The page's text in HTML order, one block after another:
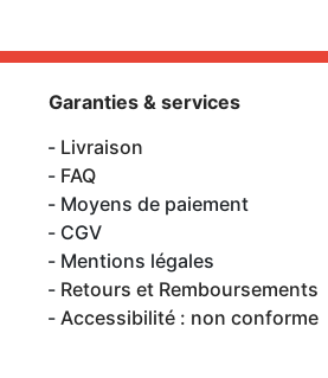
Garanties & services
Livraison
FAQ
Moyens de paiement
CGV
Mentions légales
Retours et Remboursements
Accessibilité : non conforme